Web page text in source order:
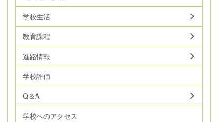
学校生活
教育課程
進路情報
学校評価
Q＆A
学校へのアクセス